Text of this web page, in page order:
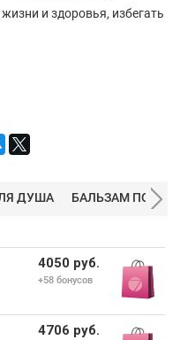
и здоровья, избегать
ДУША БАЛЬЗАМ ПОСЛЕ
4050 руб.
+58 бонусов
4706 руб.